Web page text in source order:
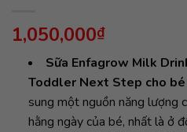
1,050,000₫
Sữa Enfagrow Milk
Toddler Next Step cho
sung một nguồn năng lượng
hằng ngày của bé, nhất là ở